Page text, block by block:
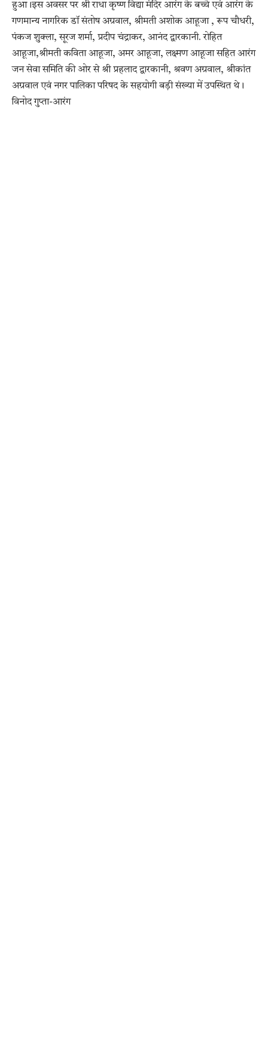
हुआ।इस अवसर पर श्री राधा कृष्ण विद्या मंदिर आरंग के बच्चे एवं आरंग के
गणमान्य नागरिक डॉ संतोष अग्रवाल, श्रीमती अशोक आहूजा , रूप चौधरी,
पंकज शुक्ला, सूरज शर्मा, प्रदीप चंद्राकर, आनंद द्वारकानी. रोहित
आहूजा,श्रीमती कविता आहूजा, अमर आहूजा, लक्ष्मण आहूजा सहित आरंग
जन सेवा समिति की ओर से श्री प्रहलाद द्वारकानी, श्रवण अग्रवाल, श्रीकांत
अग्रवाल एवं नगर पालिका परिषद के सहयोगी बड़ी संख्या में उपस्थित थे।
विनोद गुप्ता-आरंग